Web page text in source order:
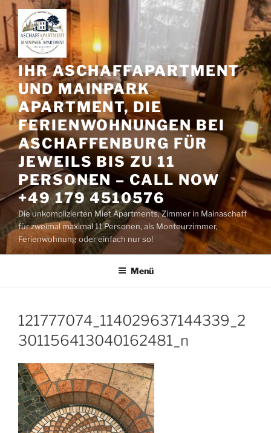
Zum
Inhalt
springen
IHR ASCHAFFAPARTMENT
UND MAINPARK
APARTMENT, DIE
FERIENWOHNUNGEN BEI
ASCHAFFENBURG FÜR
JEWEILS BIS ZU 11
PERSONEN – CALL NOW
+49 179 4510576
Die unkomplizierten Miet Apartments, Zimmer in Mainaschaff
für zweimal maximal 11 Personen, als Monteurzimmer,
Ferienwohnung oder einfach nur so!
Menü
121777074_114029637144339_2
301156413040162481_n